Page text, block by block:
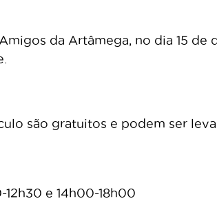
da Artâmega, no dia 15 de
são gratuitos e podem ser
e 14h00-18h00